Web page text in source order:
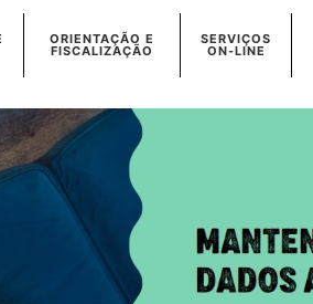
ORIENTAÇÃO E
FISCALIZAÇÃO
SERVIÇOS
ON-LINE